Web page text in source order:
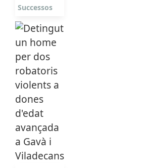
Successos